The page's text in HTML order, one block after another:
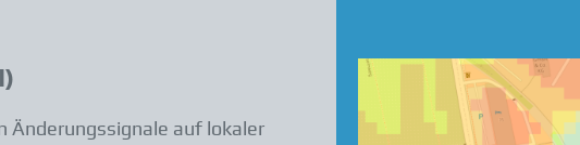
Änderungssignale auf lokaler